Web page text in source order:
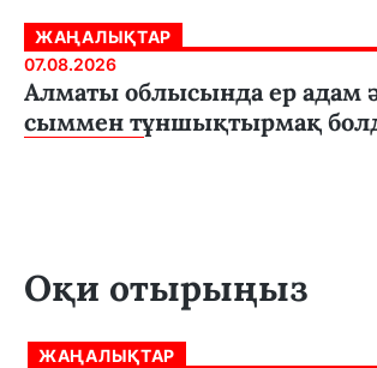
ЖАҢАЛЫҚТАР
07.08.2026
Алматы облысында ер адам
сыммен тұншықтырмақ
Оқи отырыңыз
ЖАҢАЛЫҚТАР